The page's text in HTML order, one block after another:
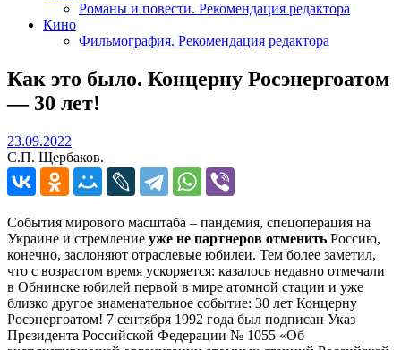
Романы и повести. Рекомендация редактора
Кино
Фильмография. Рекомендация редактора
Как это было. Концерну Росэнергоатом
— 30 лет!
23.09.2022
С.П. Щербаков.
События мирового масштаба – пандемия, спецоперация на
Украине и стремление уже не партнеров отменить Россию,
конечно, заслоняют отраслевые юбилеи. Тем более заметил,
что с возрастом время ускоряется: казалось недавно отмечали
в Обнинске юбилей первой в мире атомной стации и уже
близко другое знаменательное событие: 30 лет Концерну
Росэнергоатом! 7 сентября 1992 года был подписан Указ
Президента Российской Федерации № 1055 «Об